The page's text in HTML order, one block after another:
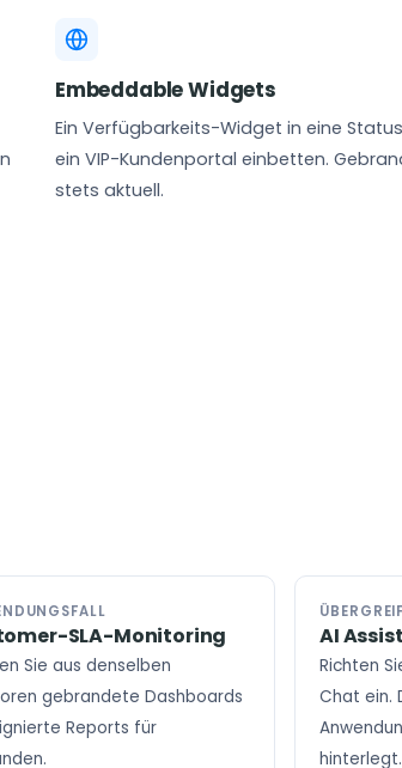
Embeddable Widgets
Ein Verfügbarkeits-Widget in eine
ein VIP-Kundenportal einbetten.
stets aktuell.
SLA-Monitoring
Sie aus denselben
gebrandete Dashboards
Reports für
AI
Richten
Chat ein.
hinterlegt.